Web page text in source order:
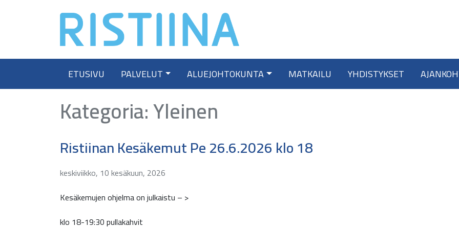
ETUSIVU PALVELUT ALUEJOHTOKUNTA MATKAILU YHDISTYKSET
Kategoria:Yleinen
Ristiinan Kesäkemut Pe 26.6.2026 klo 18
keskiviikko, 10 kesäkuun, 2026
Kesäkemujen ohjelma on julkaistu – >
klo 18-19:30 pullakahvit